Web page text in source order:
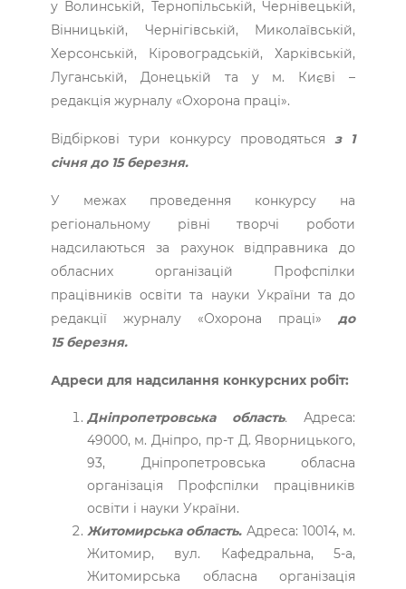
у Волинській, Тернопільській, Чернівецькій,
Вінницькій, Чернігівській, Миколаївській,
Херсонській, Кіровоградській, Харківській,
Луганській, Донецькій та у м. Києві –
редакція журналу «Охорона праці».
Відбіркові тури конкурсу проводятьсяз 1
січня до 15 березня.
У межах проведення конкурсу на
регіональному рівні творчі роботи
надсилаються за рахунок відправника до
обласних організацій Профспілки
працівників освіти та науки України та до
редакції журналу «Охорона праці» до
15 березня.
Адреси для надсилання конкурсних робіт:
Дніпропетровська область. Адреса:
49000, м. Дніпро, пр-т Д. Яворницького,
93, Дніпропетровська обласна
організація Профспілки працівників
освіти і науки України.
Житомирська область. Адреса: 10014, м.
Житомир, вул. Кафедральна, 5-a,
Житомирська обласна організація